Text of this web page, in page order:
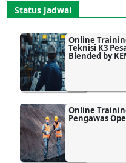
Status Jadwal
Online
Teknisi K3
Blended by
Online
Pengawas